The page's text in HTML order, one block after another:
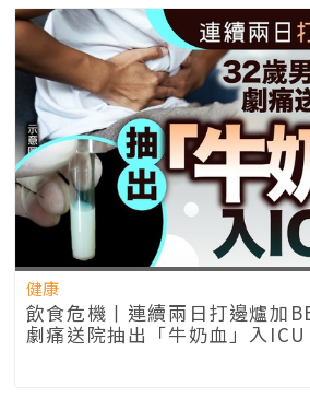
健康
飲食危機丨連續兩日打邊爐加
劇痛送院抽出「牛奶血」入ICU